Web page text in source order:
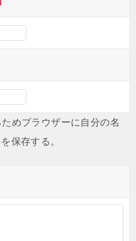
めブラウザーに自分の名
保存する。